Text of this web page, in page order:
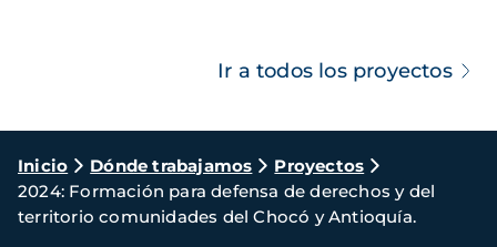
Ir a todos los proyectos
Ruta
de
navegación
Inicio Dónde trabajamos
Proyectos
2024: Formación para defensa de derechos y del
territorio comunidades del Chocó y Antioquía.